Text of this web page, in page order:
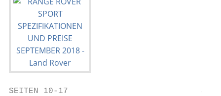
SEITEN 10-17